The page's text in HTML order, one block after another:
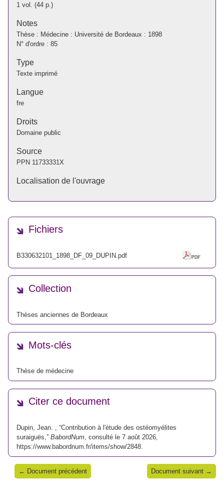
1 vol. (44 p.)
Notes
Thèse : Médecine : Université de Bordeaux : 1898
N° d'ordre : 85
Type
Texte imprimé
Langue
fre
Droits
Domaine public
Source
PPN 11733331X
Localisation de l'ouvrage
Fichiers
B330632101_1898_DF_09_DUPIN.pdf
Collection
Thèses anciennes de Bordeaux
Mots-clés
Thèse de médecine
Citer ce document
Dupin, Jean. , “Contribution à l'étude des ostéomyélites
suraiguës,” BabordNum , consulté le 7 août 2026,
https://www.babordnum.fr/items/show/2848
← Document précédent Document suivant →